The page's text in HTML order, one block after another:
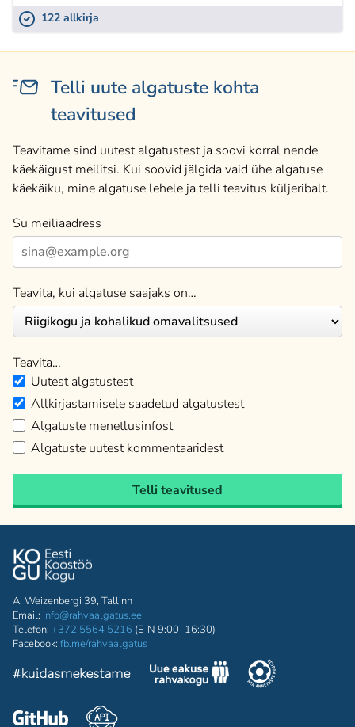
122 allkirja
Telli uute algatuste kohta
teavitused
Teavitame sind uutest algatustest ja soovi korral nende
käekäigust meilitsi. Kui soovid jälgida vaid ühe algatuse
käekäiku, mine algatuse lehele ja telli teavitus küljeribalt.
Su meiliaadress
Teavita, kui algatuse saajaks on…
Teavita…
Uutest algatustest
Allkirjastamisele saadetud algatustest
Algatuste menetlusinfost
Algatuste uutest kommentaaridest
Telli teavitused
A. Weizenbergi 39, Tallinn
Email: info@rahvaalgatus.ee
Telefon: +372 5564 5216 (E-N 9:00–16:30)
Facebook: fb.me/rahvaalgatus